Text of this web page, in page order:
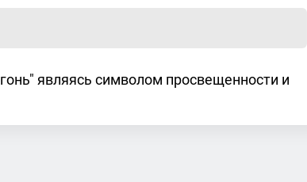
являясь символом просвещенности и